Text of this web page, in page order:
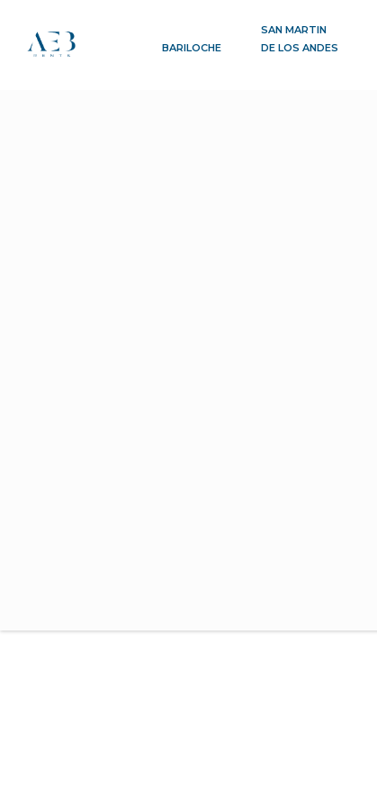
BARILOCHE
SAN MARTIN
DE LOS ANDES